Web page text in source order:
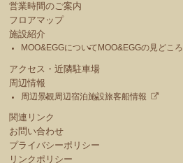
営業時間のご案内
フロアマップ
施設紹介
MOO&EGGについて MOO&EGGの見どころ
アクセス・近隣駐車場
周辺情報
周辺景観 周辺宿泊施設旅客船情報
関連リンク
お問い合わせ
プライバシーポリシー
リンクポリシー